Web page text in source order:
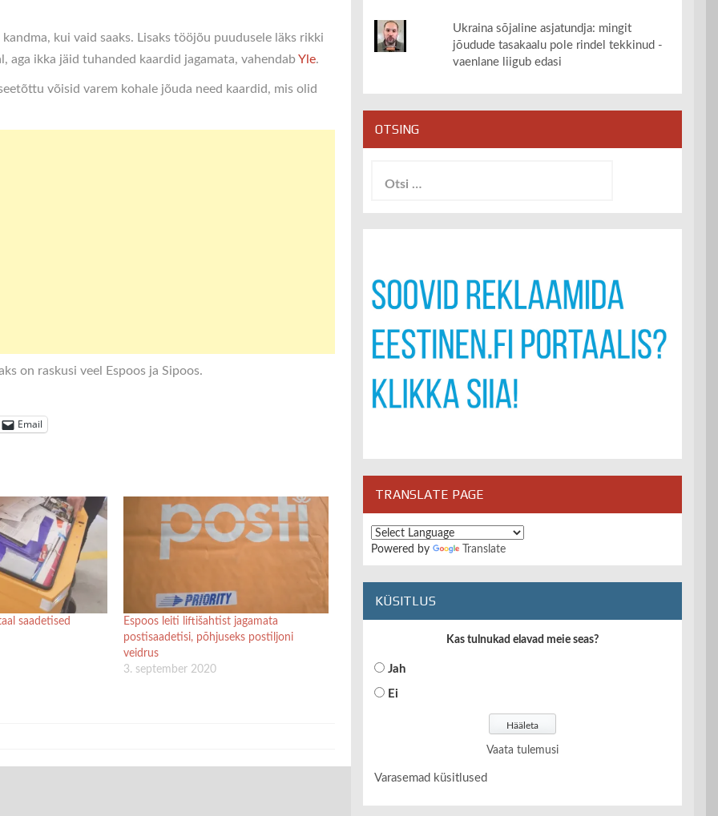
kui vaid saaks. Lisaks tööjõu puudusele läks rikki
aga ikka jäid tuhanded kaardid jagamata, vahendabYle.
võisid varem kohale jõuda need kaardid, mis olid
on raskusi veel Espoos ja Sipoos.
Email
saadetised
Espoos leiti liftišahtist jagamata
postisaadetisi, põhjuseks postiljoni
veidrus
3. september 2020
Ukraina sõjaline asjatundja: mingit
jõudude tasakaalu pole rindel tekkinud -
vaenlane liigub edasi
OTSING
TRANSLATE PAGE
Powered by Translate
KÜSITLUS
Kas tulnukad elavad meie seas?
Jah
Ei
Vaata tulemusi
Varasemad küsitlused